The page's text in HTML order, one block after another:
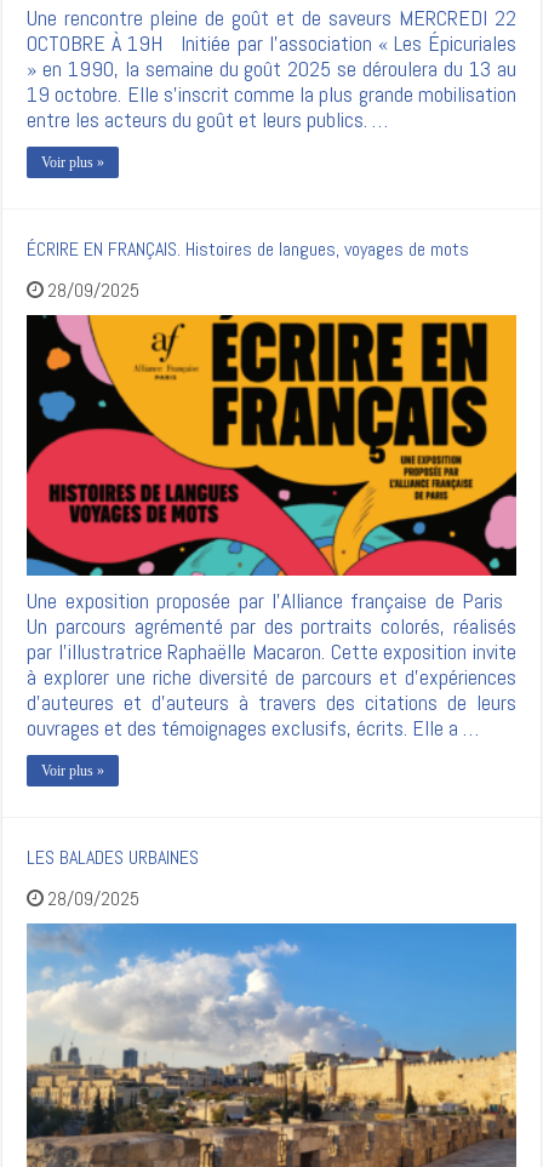
Une rencontre pleine de goût et de saveurs MERCREDI 22
OCTOBRE À 19H Initiée par l’association « Les Épicuriales
» en 1990, la semaine du goût 2025 se déroulera du 13 au
19 octobre. Elle s’inscrit comme la plus grande mobilisation
entre les acteurs du goût et leurs publics. …
Voir plus »
ÉCRIRE EN FRANÇAIS. Histoires de langues, voyages de mots
28/09/2025
Une exposition proposée par l’Alliance française de Paris
Un parcours agrémenté par des portraits colorés, réalisés
par l’illustratrice Raphaëlle Macaron. Cette exposition invite
à explorer une riche diversité de parcours et d’expériences
d’auteures et d’auteurs à travers des citations de leurs
ouvrages et des témoignages exclusifs, écrits. Elle a …
Voir plus »
LES BALADES URBAINES
28/09/2025